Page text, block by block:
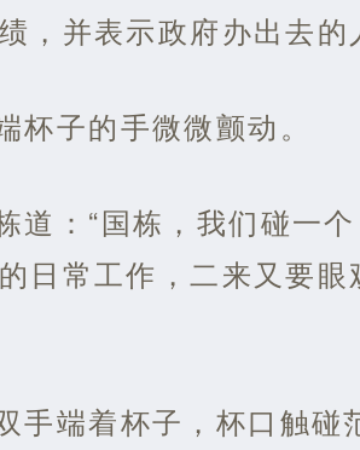
，并表示政府办出去的
子的手微微颤动。
道：“国栋，我们碰一
日常工作，二来又要
手端着杯子，杯口触碰